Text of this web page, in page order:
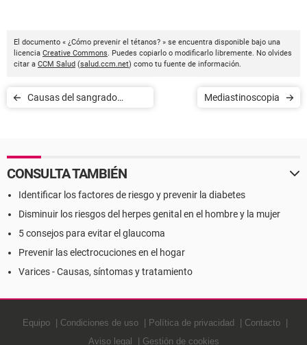
El documento « ¿Cómo prevenir el tétanos? » se encuentra disponible bajo una
licencia Creative Commons. Puedes copiarlo o modificarlo libremente. No olvides
citar a CCM Salud (salud.ccm.net) como tu fuente de información.
Causas del sangrado
Mediastinoscopia
CONSULTA TAMBIÉN
Identificar los factores de riesgo y prevenir la diabetes
Disminuir los riesgos del herpes genital en el hombre y la mujer
5 consejos para evitar el glaucoma
Prevenir las electrocuciones en el hogar
Varices - Causas, síntomas y tratamiento
Equipo Condiciones de uso Política de privacidad
Contacto
Aviso legal
Gestión de cookies